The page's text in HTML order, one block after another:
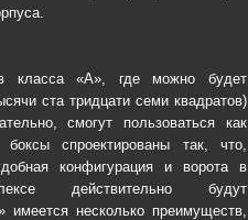
класса «А», где можно будет
ста тридцати семи квадратов)
смогут пользоваться как
спроектированы так, что,
конфигурация и ворота в
действительно будут
имеется несколько преимуществ,